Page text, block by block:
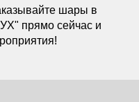
шары в
прямо сейчас и